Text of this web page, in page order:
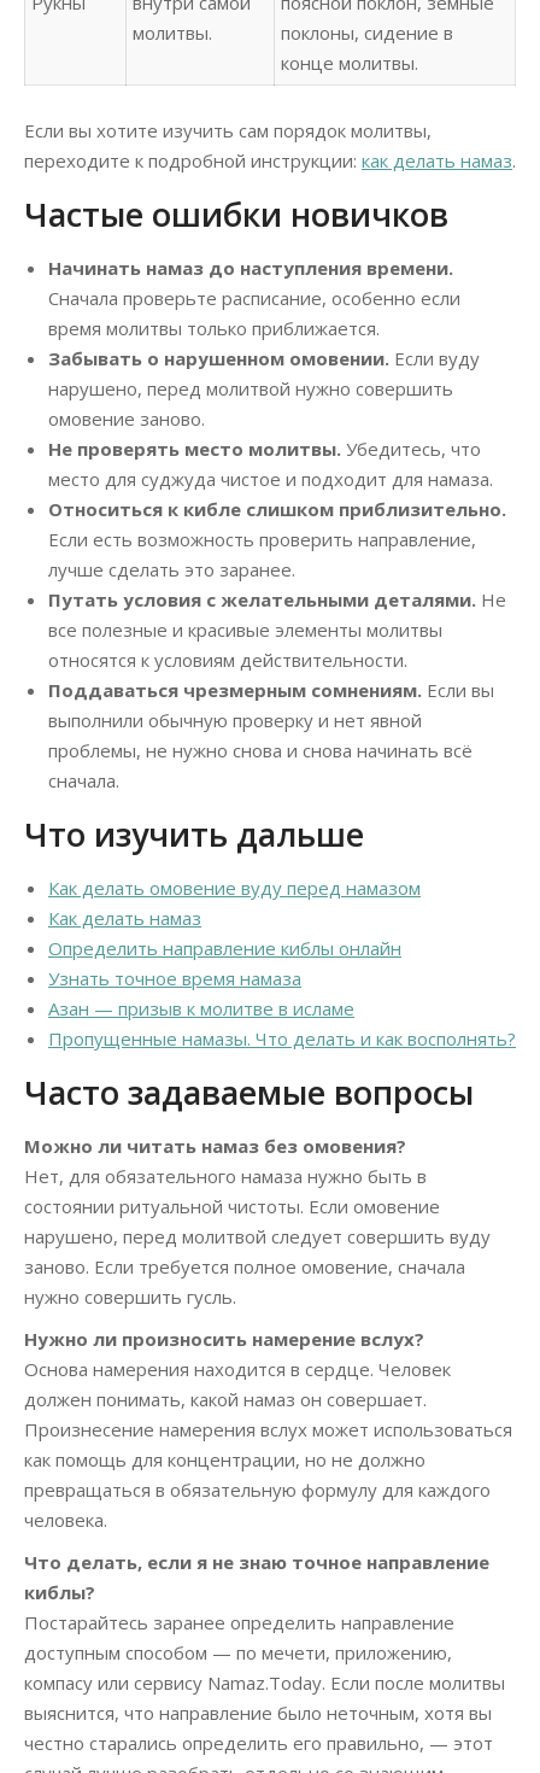
молитвы.
поклоны, сидение в
конце молитвы.
Если вы хотите изучить сам порядок молитвы,
переходите к подробной инструкции: как делать намаз.
Частые ошибки новичков
Начинать намаз до наступления времени.
Сначала проверьте расписание, особенно если
время молитвы только приближается.
Забывать о нарушенном омовении. Если вуду
нарушено, перед молитвой нужно совершить
омовение заново.
Не проверять место молитвы. Убедитесь, что
место для суджуда чистое и подходит для намаза.
Относиться к кибле слишком приблизительно.
Если есть возможность проверить направление,
лучше сделать это заранее.
Путать условия с желательными деталями. Не
все полезные и красивые элементы молитвы
относятся к условиям действительности.
Поддаваться чрезмерным сомнениям. Если вы
выполнили обычную проверку и нет явной
проблемы, не нужно снова и снова начинать всё
сначала.
Что изучить дальше
Как делать омовение вуду перед намазом
Как делать намаз
Определить направление киблы онлайн
Узнать точное время намаза
Азан — призыв к молитве в исламе
Пропущенные намазы. Что делать и как восполнять?
Часто задаваемые вопросы
Можно ли читать намаз без омовения?
Нет, для обязательного намаза нужно быть в
состоянии ритуальной чистоты. Если омовение
нарушено, перед молитвой следует совершить вуду
заново. Если требуется полное омовение, сначала
нужно совершить гусль.
Нужно ли произносить намерение вслух?
Основа намерения находится в сердце. Человек
должен понимать, какой намаз он совершает.
Произнесение намерения вслух может использоваться
как помощь для концентрации, но не должно
превращаться в обязательную формулу для каждого
человека.
Что делать, если я не знаю точное направление
киблы?
Постарайтесь заранее определить направление
доступным способом — по мечети, приложению,
компасу или сервису Namaz.Today. Если после молитвы
выяснится, что направление было неточным, хотя вы
честно старались определить его правильно, — этот